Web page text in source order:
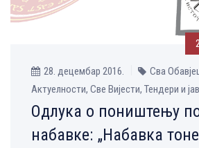
28. децембар 2016.
Сва
Aктуелности, Све Вијести, Тендери и
Одлука о поништењу
набавке: „Набавка